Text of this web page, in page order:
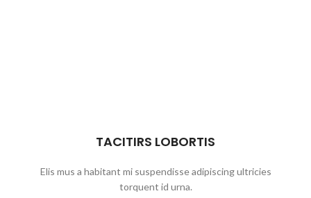
TACITIRS LOBORTIS
Elis mus a habitant mi suspendisse adipiscing ultricies
torquent id urna.